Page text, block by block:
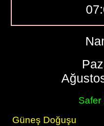
Safer
Güneş Doğuşu